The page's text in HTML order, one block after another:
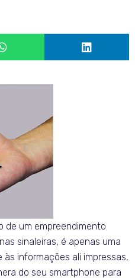
de um empreendimento
sinaleiras, é apenas uma
informações ali impressas,
do seu smartphone para